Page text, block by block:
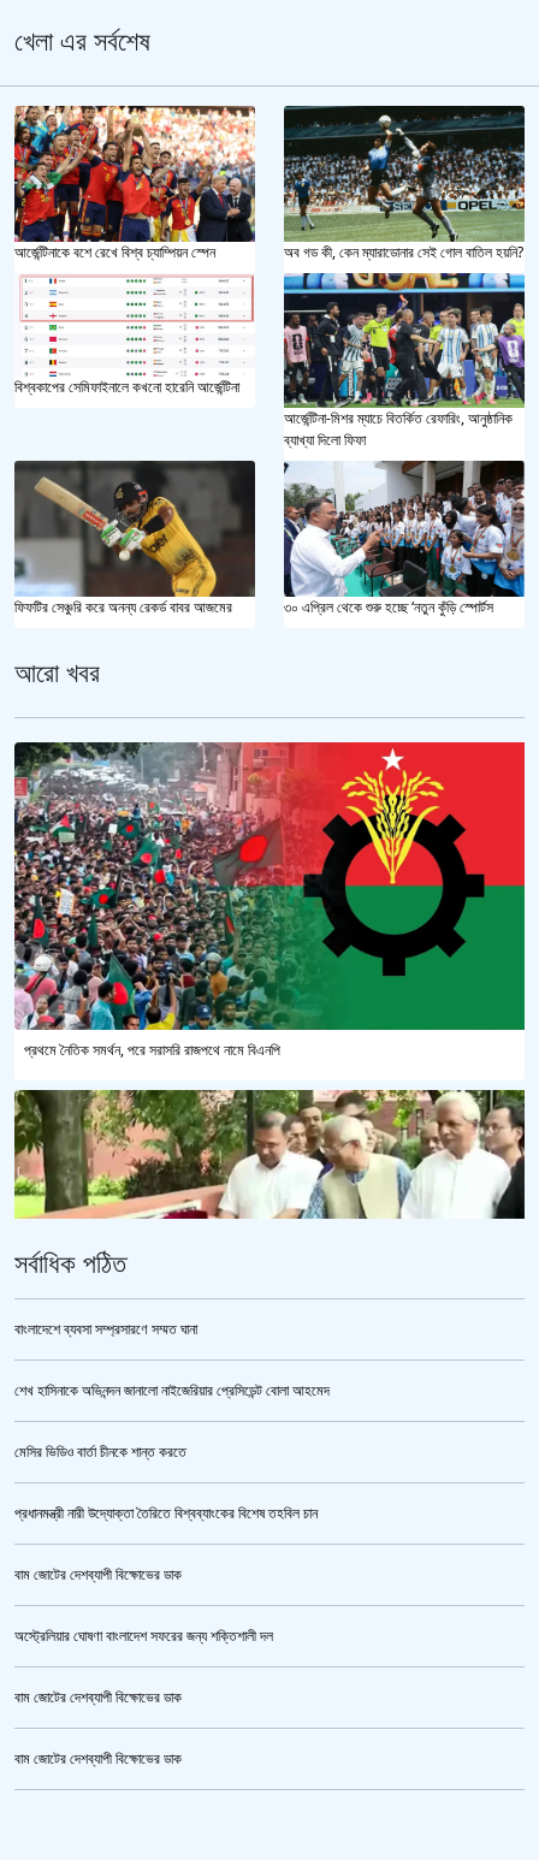
খেলা এর সর্বশেষ
আর্জেন্টিনাকে বশে রেখে বিশ্ব চ্যাম্পিয়ন স্পেন অব গড কী, কেন ম্যারাডোনার সেই গোল বাতিল হয়নি?
বিশ্বকাপের সেমিফাইনালে কখনো হারেনি আর্জেন্টিনা
আর্জেন্টিনা-মিশর ম্যাচে বিতর্কিত রেফারিং, আনুষ্ঠানিক
ব্যাখ্যা দিলো ফিফা
ফিফটির সেঞ্চুরি করে অনন্য রেকর্ড বাবর আজমের ৩০ এপ্রিল থেকে শুরু হচ্ছে ‘নতুন কুঁড়ি স্পোর্টস
আরো খবর
প্রথমে নৈতিক সমর্থন, পরে সরাসরি রাজপথে নামে বিএনপি
‘জুলাই গণঅভ্যুত্থান স্মৃতি জাদুঘর’ উদ্বোধন করলেন প্রধানমন্ত্রী
সর্বাধিক পঠিত
বাংলাদেশে ব্যবসা সম্প্রসারণে সম্মত ঘানা
শেখ হাসিনাকে অভিনন্দন জানালো নাইজেরিয়ার প্রেসিডেন্ট বোলা আহমেদ
মেসির ভিডিও বার্তা চীনকে শান্ত করতে
প্রধানমন্ত্রী নারী উদ্যোক্তা তৈরিতে বিশ্বব্যাংকের বিশেষ তহবিল চান
বাম জোটের দেশব্যাপী বিক্ষোভের ডাক
অস্ট্রেলিয়ার ঘোষণা বাংলাদেশ সফরের জন্য শক্তিশালী দল
বাম জোটের দেশব্যাপী বিক্ষোভের ডাক
বাম জোটের দেশব্যাপী বিক্ষোভের ডাক